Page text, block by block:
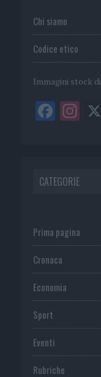
Chi siamo
Codice etico
Immagini stock di
CATEGORIE
Prima pagina
Cronaca
Economia
Sport
Eventi
Rubriche